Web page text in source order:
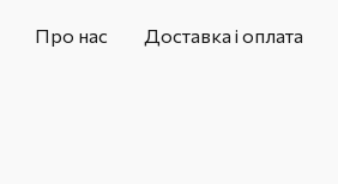
Про нас Доставка і оплата